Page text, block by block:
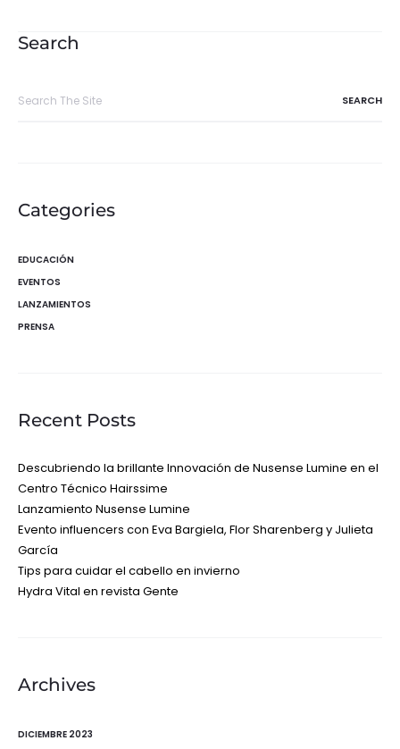
entradas
Search
Categories
EDUCACIÓN
EVENTOS
LANZAMIENTOS
PRENSA
Recent Posts
Descubriendo la brillante Innovación de Nusense Lumine en el
Centro Técnico Hairssime
Lanzamiento Nusense Lumine
Evento influencers con Eva Bargiela, Flor Sharenberg y Julieta
García
Tips para cuidar el cabello en invierno
Hydra Vital en revista Gente
Archives
DICIEMBRE 2023